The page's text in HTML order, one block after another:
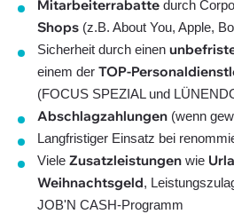
Mitarbeiterrabatte durch
Shops (z.B. About You, Apple,
Sicherheit durch einen
einem der TOP-
(FOCUS SPEZIAL und
Abschlagzahlungen (wenn
Langfristiger Einsatz bei
Viele Zusatzleistungen wie
Weihnachtsgeld,
JOB'N CASH-Programm